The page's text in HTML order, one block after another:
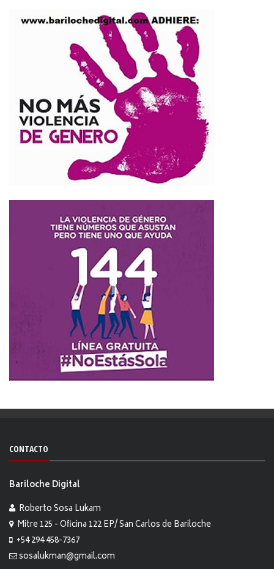
CONTACTO
Bariloche Digital
Roberto Sosa Lukam
Mitre 125 - Oficina 122 EP/ San Carlos de Bariloche
+54 294 458-7367
sosalukman@gmail.com